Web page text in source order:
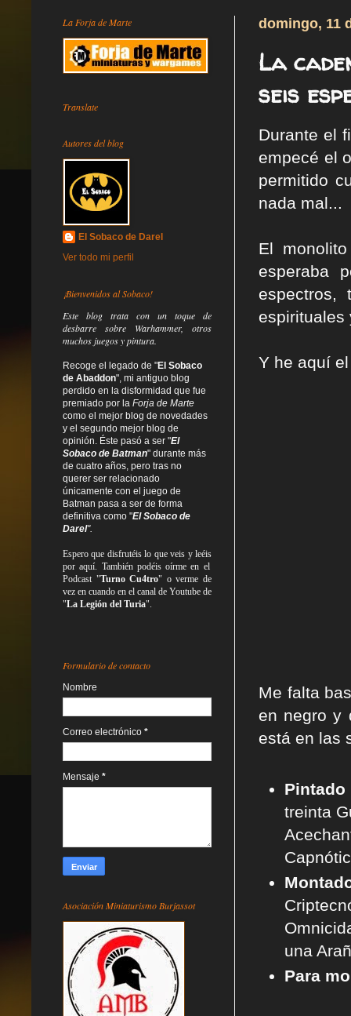
domingo, 11
La
seis
Durante el
empecé el
permitido
nada mal...
El
esperaba
espectros,
espirituales
Y he aquí
Me falta
en negro y
está en las
treinta
una
Para
La Forja de Marte
Translate
Autores del blog
El Sobaco de Darel
Ver todo mi perfil
¡Bienvenidos al Sobaco!
Este blog trata con un toque de
desbarre sobre Warhammer, otros
muchos juegos y pintura.
Recoge el legado de "El Sobaco
de Abaddon", mi antiguo blog
perdido en la disformidad que fue
premiado por la Forja de Marte
como el mejor blog de novedades
y el segundo mejor blog de
opinión. Éste pasó a ser "El
Sobaco de Batman" durante más
de cuatro años, pero tras no
querer ser relacionado
únicamente con el juego de
Batman pasa a ser de forma
definitiva como "El Sobaco de
Darel".
Espero que disfrutéis lo queveis yleéis
por aquí. También podéis oírme en el
Podcast "Turno Cu4tro" o verme de
vez en cuando en el canal de Youtube de
"La Legión del Turia".
Formulario de contacto
Nombre
Correo electrónico *
Mensaje *
Asociación Miniaturismo Burjassot